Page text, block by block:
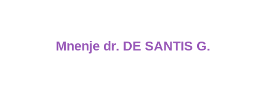
Mnenje dr. DE SANTIS G.